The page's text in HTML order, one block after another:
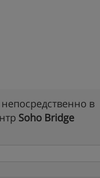
в
Soho Bridge